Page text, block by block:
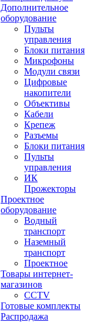
Дополнительное
оборудование
Пульты
управления
Блоки питания
Микрофоны
Модули связи
Цифровые
накопители
Объективы
Кабели
Крепеж
Разъемы
Блоки питания
Пульты
управления
ИК
Прожекторы
Проектное
оборудование
Водный
транспорт
Наземный
транспорт
Проектное
Товары интернет-
магазинов
CCTV
Готовые комплекты
Распродажа